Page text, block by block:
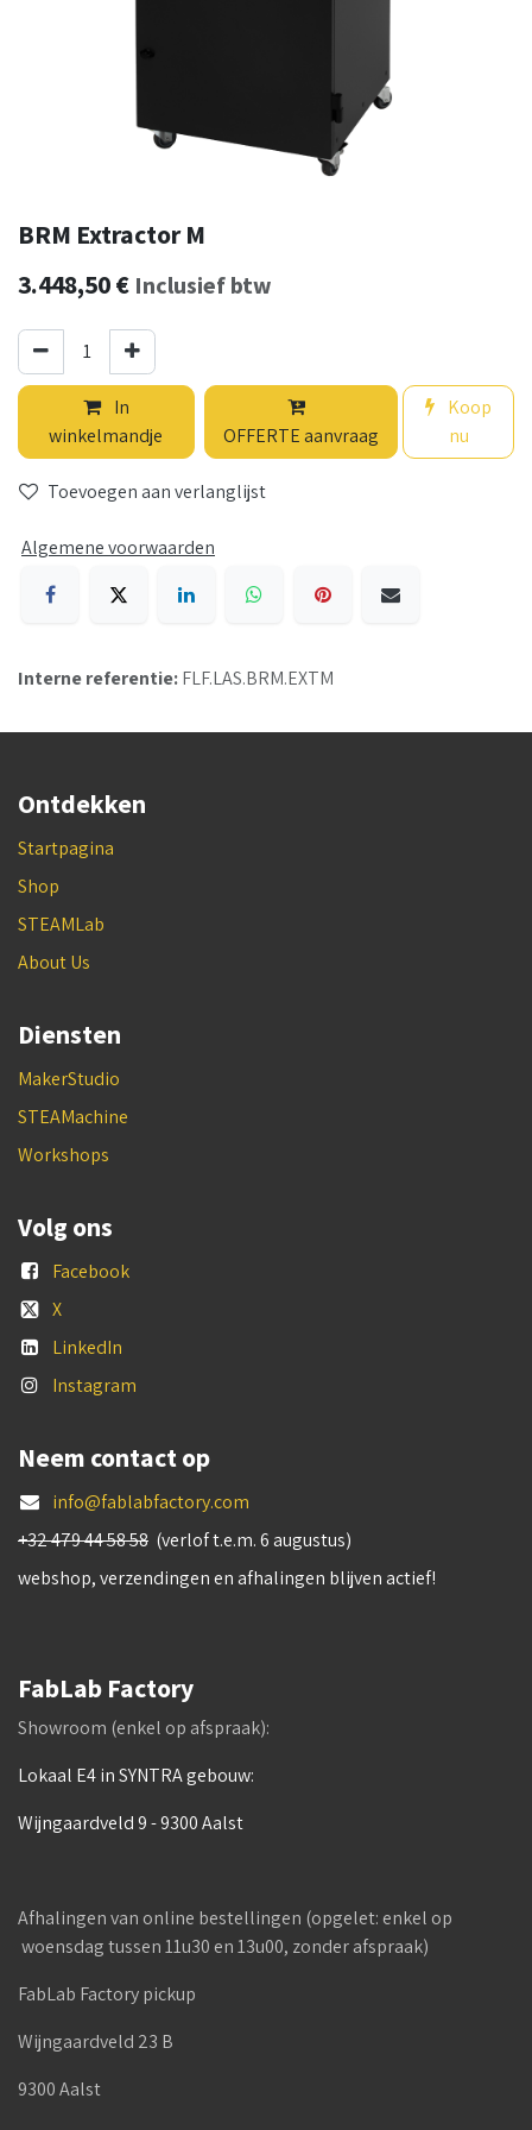
BRM Extractor M
3.448,50€ Inclusief btw
In
winkelmandje
OFFERTE aanvraag
Koop
nu
Toevoegen aan verlanglijst
Algemene voorwaarden
Interne referentie:FLF.LAS.BRM.EXTM
Ontdekken
Startpagina
Shop
STEAMLab
About Us
Diensten
MakerStudio
STEAMachine
Workshops
Volg ons
Facebook
X
LinkedIn
Instagram
Neem contact op
info@fablabfactory.com
+32 479 44 58 58 (verlof t.e.m. 6 augustus)
webshop, verzendingen en afhalingen blijven actief!
FabLab Factory
Showroom (enkel op afspraak):
Lokaal E4 in SYNTRA gebouw:
Wijngaardveld 9 - 9300 Aalst
Afhalingen van online bestellingen (opgelet: enkel op
woensdag tussen 11u30 en 13u00, zonder afspraak)
FabLab Factory pickup
Wijngaardveld 23 B
9300 Aalst